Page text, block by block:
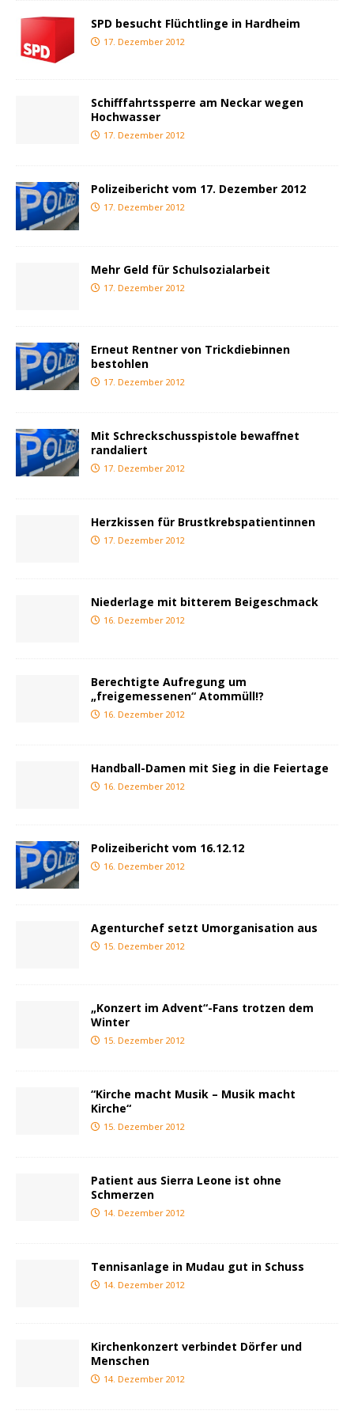
SPD besucht Flüchtlinge in Hardheim
17. Dezember 2012
Schifffahrtssperre am Neckar wegen
Hochwasser
17. Dezember 2012
Polizeibericht vom 17. Dezember 2012
17. Dezember 2012
Mehr Geld für Schulsozialarbeit
17. Dezember 2012
Erneut Rentner von Trickdiebinnen
bestohlen
17. Dezember 2012
Mit Schreckschusspistole bewaffnet
randaliert
17. Dezember 2012
Herzkissen für Brustkrebspatientinnen
17. Dezember 2012
Niederlage mit bitterem Beigeschmack
16. Dezember 2012
Berechtigte Aufregung um
„freigemessenen“ Atommüll!?
16. Dezember 2012
Handball-Damen mit Sieg in die Feiertage
16. Dezember 2012
Polizeibericht vom 16.12.12
16. Dezember 2012
Agenturchef setzt Umorganisation aus
15. Dezember 2012
„Konzert im Advent“-Fans trotzen dem
Winter
15. Dezember 2012
“Kirche macht Musik – Musik macht
Kirche“
15. Dezember 2012
Patient aus Sierra Leone ist ohne
Schmerzen
14. Dezember 2012
Tennisanlage in Mudau gut in Schuss
14. Dezember 2012
Kirchenkonzert verbindet Dörfer und
Menschen
14. Dezember 2012